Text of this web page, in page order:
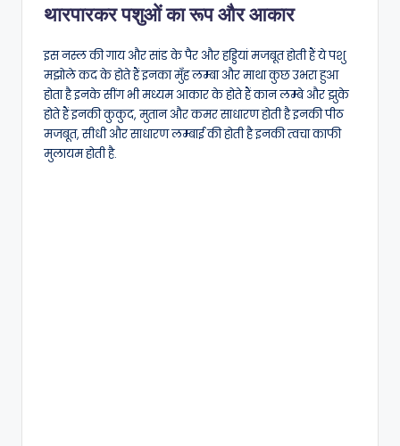
थारपारकर पशुओं का रूप और आकार
इस नस्ल की गाय और सांड के पैर और हड्डियां मजबूत होती हैं ये पशु
मझोले कद के होते हैं इनका मुँह लम्बा और माथा कुछ उभरा हुआ
होता है इनके सींग भी मध्यम आकार के होते हैं कान लम्बे और झुके
होते हैं इनकी कुकुद, मुतान और कमर साधारण होती है इनकी पीठ
मजबूत, सीधी और साधारण लम्बाई की होती है इनकी त्वचा काफी
मुलायम होती है.